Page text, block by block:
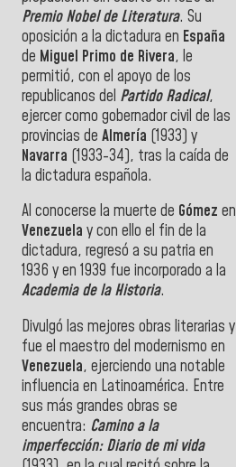
Premio Nobel de Literatura. Su
oposición a la dictadura en España
de Miguel Primo de Rivera, le
permitió, con el apoyo de los
republicanos del Partido Radical,
ejercer como gobernador civil de las
provincias de Almería (1933) y
Navarra (1933-34), tras la caída de
la dictadura española.
Al conocerse la muerte de Gómez en
Venezuela y con ello el fin de la
dictadura, regresó a su patria en
1936 y en 1939 fue incorporado a la
Academia de la Historia.
Divulgó las mejores obras literarias y
fue el maestro del modernismo en
Venezuela, ejerciendo una notable
influencia en Latinoamérica. Entre
sus más grandes obras se
encuentra: Camino a la
imperfección: Diario de mi vida